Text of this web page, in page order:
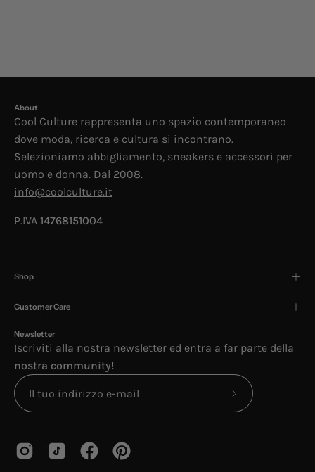
About
Cool Culture rappresenta uno spazio contemporaneo
dove moda, ricerca e cultura si incontrano.
Selezioniamo abbigliamento, sneakers e accessori per
uomo e donna. Dal 2008.
info@coolculture.it
P.IVA 14768151004
Shop
Customer Care
Newsletter
Iscriviti alla nostra newsletter ed entra a far parte della
nostra community!
Iscriviti